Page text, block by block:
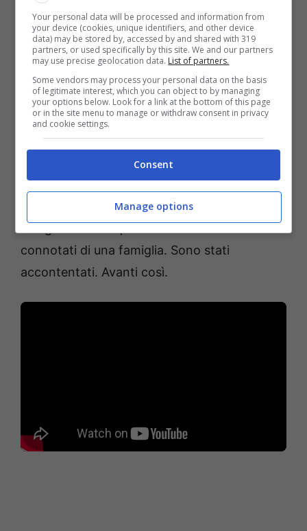
spartiacque è stato superato, ribadiamolo, in
maniera importante. I tifosi chiedono
l’Europa, Motta si impone di dare sempre il
massimo: è l’allenatore giusto per questa
squadra e per questa piazza, questa
percezione viene confermata in ogni
momento e in ogni gesto che compie, perché
l’esplosione di gioia al fischio finale è la
conferma di quanto ci tenga a questa causa.
Dei tifosi come quelli del Bologna avevano
bisogno di una squadra che avesse i
connotati di una famiglia. Sono stati
accontentati. Avanti così.
Your personal data will be processed and information from
your device (cookies, unique identifiers, and other device
data) may be stored by, accessed by and shared with 319
partners, or used specifically by this site. We and our partners
may use precise geolocation data. List of partners.
Some vendors may process your personal data on the basis
of legitimate interest, which you can object to by managing
your options below. Look for a link at the bottom of this page
or in the site menu to manage or withdraw consent in privacy
and cookie settings.
Consent
Manage options